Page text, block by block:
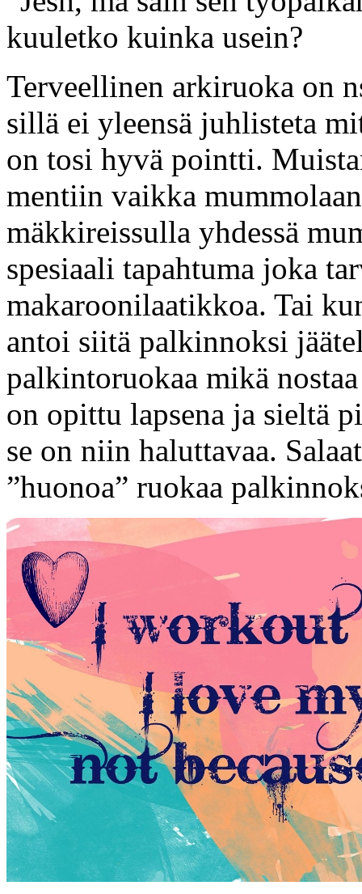
kuuletko kuinka usein?
Terveellinen arkiruoka on
sillä ei yleensä juhlisteta
on tosi hyvä pointti.
mentiin vaikka
mäkkireissulla yhdessä
spesiaali tapahtuma joka
makaroonilaatikkoa. Tai
antoi siitä palkinnoksi
palkintoruokaa mikä
on opittu lapsena ja sieltä
se on niin haluttavaa.
”huonoa” ruokaa